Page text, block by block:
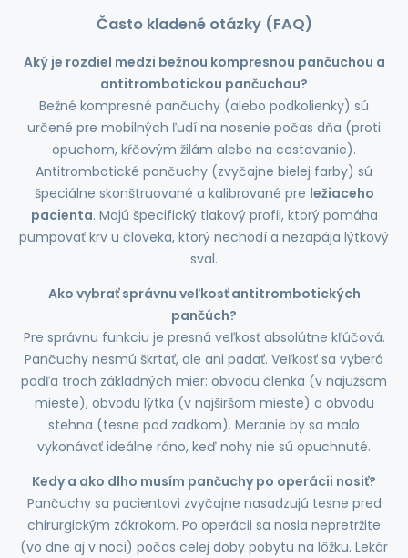
Často kladené otázky (FAQ)
Aký je rozdiel medzi bežnou kompresnou pančuchou a
antitrombotickou pančuchou?
Bežné kompresné pančuchy (alebo podkolienky) sú
určené pre mobilných ľudí na nosenie počas dňa (proti
opuchom, kŕčovým žilám alebo na cestovanie).
Antitrombotické pančuchy (zvyčajne bielej farby) sú
špeciálne skonštruované a kalibrované pre ležiaceho
pacienta. Majú špecifický tlakový profil, ktorý pomáha
pumpovať krv u človeka, ktorý nechodí a nezapája lýtkový
sval.
Ako vybrať správnu veľkosť antitrombotických
pančúch?
Pre správnu funkciu je presná veľkosť absolútne kľúčová.
Pančuchy nesmú škrtať, ale ani padať. Veľkosť sa vyberá
podľa troch základných mier: obvodu členka (v najužšom
mieste), obvodu lýtka (v najširšom mieste) a obvodu
stehna (tesne pod zadkom). Meranie by sa malo
vykonávať ideálne ráno, keď nohy nie sú opuchnuté.
Kedy a ako dlho musím pančuchy po operácii nosiť?
Pančuchy sa pacientovi zvyčajne nasadzujú tesne pred
chirurgickým zákrokom. Po operácii sa nosia nepretržite
(vo dne aj v noci) počas celej doby pobytu na lôžku. Lekár